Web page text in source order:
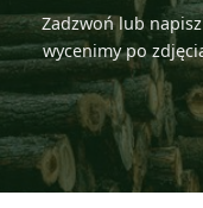
Zadzwoń lub
wycenimy po